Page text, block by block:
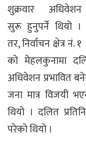
शुक्रवार अधिवेशन
सुरू हुनुपर्ने थियो ।
तर, निर्वाचन क्षेत्र नं. १
को मेहलकुनामा
अधिवेशन प्रभावित
जना मात्र विजयी
थियो । दलित
परेको थियो ।